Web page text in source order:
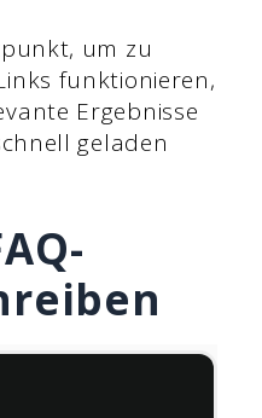
um zu
funktionieren,
Ergebnisse
geladen